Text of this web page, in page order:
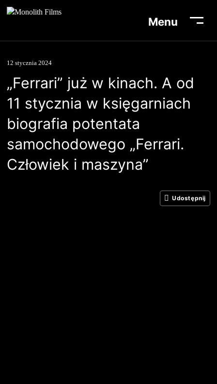
Menu
Aktualności
Lista filmów
O nas
Biuro prasowe
12 stycznia 2024
„Ferrari” już w kinach. A od
11 stycznia w księgarniach
biografia potentata
samochodowego „Ferrari.
Człowiek i maszyna”
Udostępnij